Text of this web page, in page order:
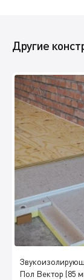
Другие
Пол Вектор (85